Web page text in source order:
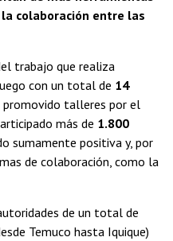
colaboración entre las
trabajo que realiza
con un total de 14
promovido talleres por el
más de 1.800
sumamente positiva y, por
de colaboración, como la
de un total de
Temuco hasta Iquique)